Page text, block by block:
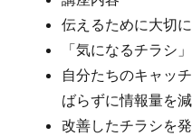
伝えるために大切
「気になるチラシ
自分たちのキャッ
ばらずに情報量を
改善したチラシを